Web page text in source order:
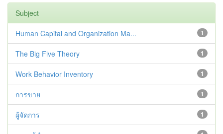
Subject
1
Human Capital and Organization Ma...
1
The Big Five Theory
1
Work Behavior Inventory
1
การขาย
1
ผู้จัดการ